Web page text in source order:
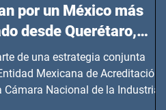
por un México más
desde Querétaro,
y BCS
de una estrategia conjunta
Mexicana de Acreditación
Cámara Nacional de la Industria